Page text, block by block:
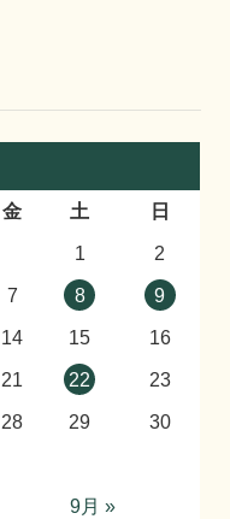
金 土
日
1
2
7 8
9
14 15
16
21 22
23
28 29
30
9月 »